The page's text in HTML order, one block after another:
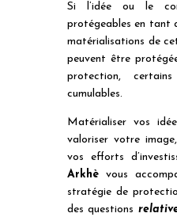
Si l’idée ou le
protégeables en tant
matérialisations de
peuvent être
protection,
cumulables.
Matérialiser vos
valoriser votre
vos efforts
Arkhèvous
stratégie de
des questions